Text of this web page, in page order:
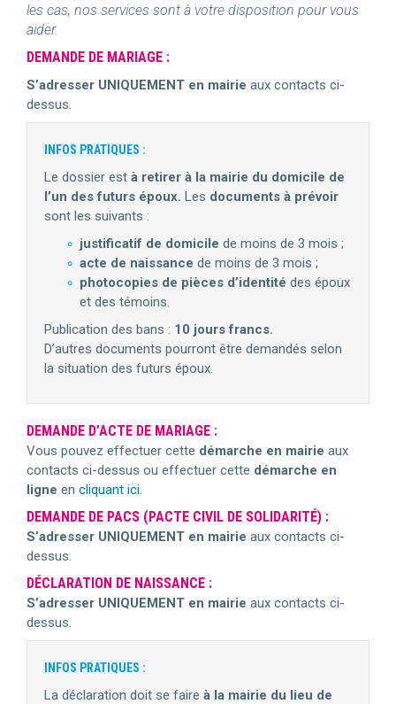
les cas, nos services sont à votre disposition pour vous
aider.
DEMANDE DE MARIAGE :
S’adresser UNIQUEMENT en mairie aux contacts ci-
dessus.
INFOS PRATIQUES :
Le dossier est à retirer à la mairie du domicile de
l’un des futurs époux. Les documents à prévoir
sont les suivants :
justificatif de domicile de moins de 3 mois ;
acte de naissance de moins de 3 mois ;
photocopies de pièces d’identité des époux
et des témoins.
Publication des bans : 10 jours francs.
D’autres documents pourront être demandés selon
la situation des futurs époux.
DEMANDE D’ACTE DE MARIAGE :
Vous pouvez effectuer cette démarche en mairie aux
contacts ci-dessus ou effectuer cette démarche en
ligne en cliquant ici.
DEMANDE DE PACS (PACTE CIVIL DE SOLIDARITÉ) :
S’adresser UNIQUEMENT en mairie aux contacts ci-
dessus.
DÉCLARATION DE NAISSANCE :
S’adresser UNIQUEMENT en mairie aux contacts ci-
dessus.
INFOS PRATIQUES :
La déclaration doit se faire à la mairie du lieu de